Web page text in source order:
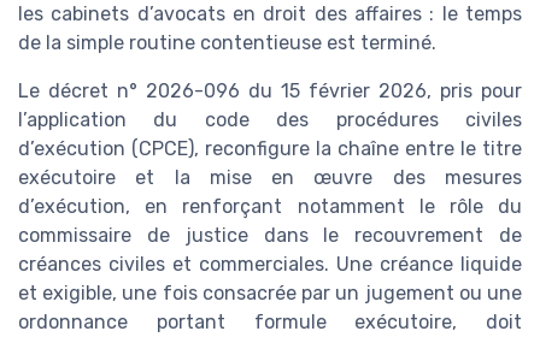
les cabinets d’avocats en droit des affaires : le temps
de la simple routine contentieuse est terminé.
Le décret n° 2026-096 du 15 février 2026, pris pour
l’application du code des procédures civiles
d’exécution (CPCE), reconfigure la chaîne entre le titre
exécutoire et la mise en œuvre des mesures
d’exécution, en renforçant notamment le rôle du
commissaire de justice dans le recouvrement de
créances civiles et commerciales. Une créance liquide
et exigible, une fois consacrée par un jugement ou une
ordonnance portant formule exécutoire, doit